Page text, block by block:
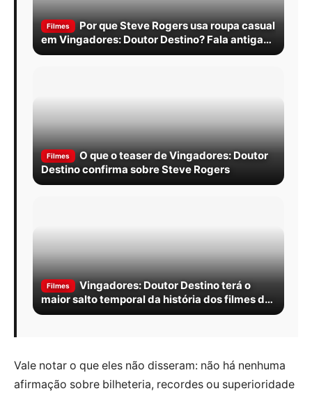
Filmes
Por que Steve Rogers usa roupa casual
em Vingadores: Doutor Destino? Fala antiga
do MCU explica
Filmes
O que o teaser de Vingadores: Doutor
Destino confirma sobre Steve Rogers
Filmes
Vingadores: Doutor Destino terá o
maior salto temporal da história dos filmes da
Marvel
Vale notar o que eles não disseram: não há nenhuma
afirmação sobre bilheteria, recordes ou superioridade